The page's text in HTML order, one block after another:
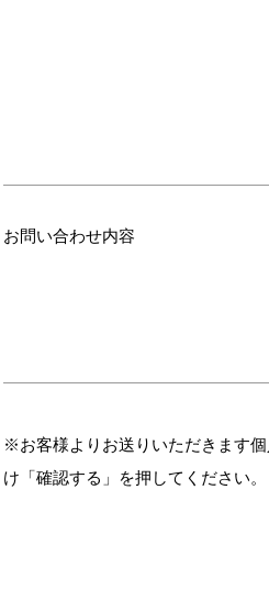
お問い合わせ内容
※お客様よりお送りいただきます
け「確認する」を押してください。